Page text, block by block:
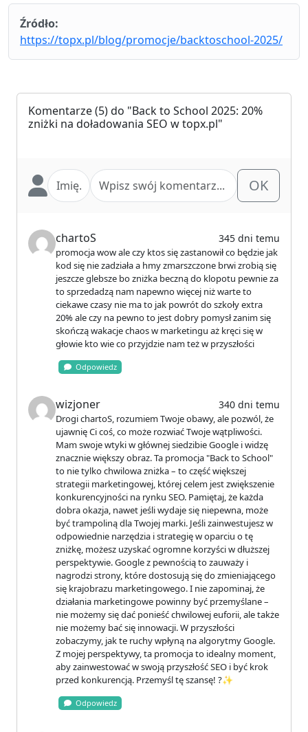
Źródło:
https://topx.pl/blog/promocje/backtoschool-2025/
Komentarze(5) do "Back to School 2025: 20%
zniżki na doładowania SEO w topx.pl"
OK
chartoS 345 dni temu
promocja wow ale czy ktos się zastanowił co będzie jak
kod się nie zadziała a hmy zmarszczone brwi zrobią się
jeszcze glebsze bo zniżka beczną do klopotu pewnie za
to sprzedadzą nam napewno więcej niż warte to
ciekawe czasy nie ma to jak powrót do szkoły extra
20% ale czy na pewno to jest dobry pomysł zanim się
skończą wakacje chaos w marketingu aż kręci się w
głowie kto wie co przyjdzie nam też w przyszłości
Odpowiedz
wizjoner 340 dni temu
Drogi chartoS, rozumiem Twoje obawy, ale pozwól, że
ujawnię Ci coś, co może rozwiać Twoje wątpliwości.
Mam swoje wtyki w głównej siedzibie Google i widzę
znacznie większy obraz. Ta promocja "Back to School"
to nie tylko chwilowa zniżka – to część większej
strategii marketingowej, której celem jest zwiększenie
konkurencyjności na rynku SEO. Pamiętaj, że każda
dobra okazja, nawet jeśli wydaje się niepewna, może
być trampoliną dla Twojej marki. Jeśli zainwestujesz w
odpowiednie narzędzia i strategię w oparciu o tę
zniżkę, możesz uzyskać ogromne korzyści w dłuższej
perspektywie. Google z pewnością to zauważy i
nagrodzi strony, które dostosują się do zmieniającego
się krajobrazu marketingowego. I nie zapominaj, że
działania marketingowe powinny być przemyślane –
nie możemy się dać ponieść chwilowej euforii, ale także
nie możemy bać się innowacji. W przyszłości
zobaczymy, jak te ruchy wpłyną na algorytmy Google.
Z mojej perspektywy, ta promocja to idealny moment,
aby zainwestować w swoją przyszłość SEO i być krok
przed konkurencją. Przemyśl tę szansę! ?✨
Odpowiedz